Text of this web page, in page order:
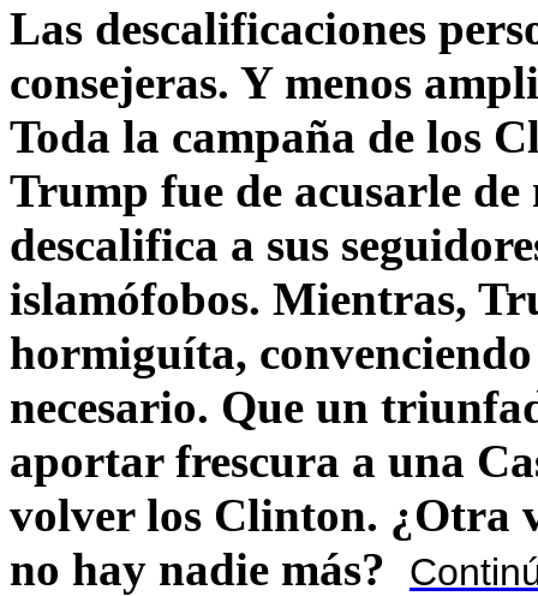
Las descalificaciones
consejeras. Y menos
Toda la campaña de los
Trump fue de acusarle
descalifica a sus
islamófobos. Mientras,
hormiguíta,
necesario. Que un
aportar frescura a una
volver los Clinton. ¿Otra
no hay nadie más?